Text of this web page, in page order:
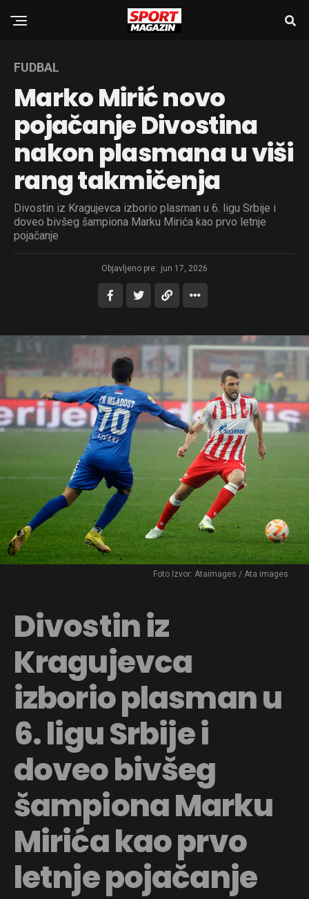
FUDBAL
Marko Mirić novo
pojačanje Divostina
nakon plasmana u viši
rang takmičenja
Divostin iz Kragujevca izborio plasman u 6. ligu Srbije i
doveo bivšeg šampiona Marku Mirića kao prvo letnje
pojačanje
Objavljeno pre: jun 17, 2026
Foto Izvor: Ataimages / Ata images
Divostin iz
Kragujevca
izborio plasman u
6. ligu Srbije i
doveo bivšeg
šampiona Marku
Mirića kao prvo
letnje pojačanje
Flipboard
Reddit
Pinterest
Whatsapp
Email